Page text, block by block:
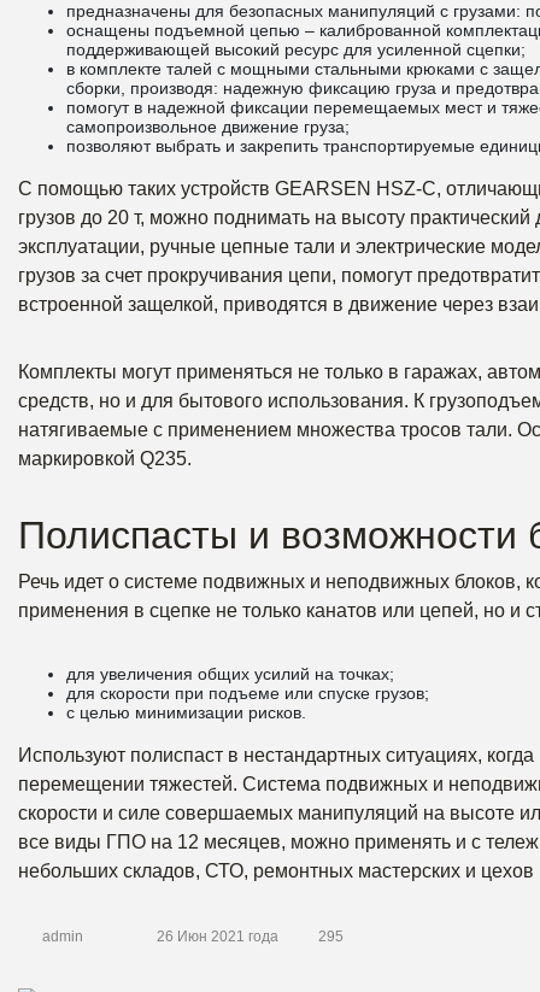
предназначены для безопасных манипуляций с грузами:
оснащены подъемной цепью – калиброванной
поддерживающей высокий ресурс для усиленной сцепки;
в комплекте талей с мощными стальными крюками с
сборки, производя: надежную фиксацию груза и
помогут в надежной фиксации перемещаемых мест и
самопроизвольное движение груза;
позволяют выбрать и закрепить транспортируемые
С помощью таких устройств GEARSEN HSZ-C,
грузов до 20 т, можно поднимать на высоту
эксплуатации, ручные цепные тали и электрические
грузов за счет прокручивания цепи, помогут
встроенной защелкой, приводятся в движение через
Комплекты могут применяться не только в гаражах,
средств, но и для бытового использования. К
натягиваемые с применением множества тросов тали.
маркировкой Q235.
Полиспасты и возможности
Речь идет о системе подвижных и неподвижных блоков,
применения в сцепке не только канатов или цепей, но
для увеличения общих усилий на точках;
для скорости при подъеме или спуске грузов;
с целью минимизации рисков.
Используют полиспаст в нестандартных ситуациях,
перемещении тяжестей. Система подвижных и
скорости и силе совершаемых манипуляций на высоте
все виды ГПО на 12 месяцев, можно применять и с
небольших складов, СТО, ремонтных мастерских и цехов
admin 26 Июн 2021 года 295